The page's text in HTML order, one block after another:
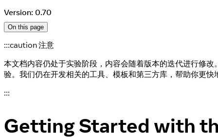
Version: 0.70
On this page
:::caution 注意
本文档内容仍处于实验阶段，内容会随着版本的迭代进行修改
验。我们仍在开发相关的工具、模板和第三方库，帮助你更
:::
Getting Started with